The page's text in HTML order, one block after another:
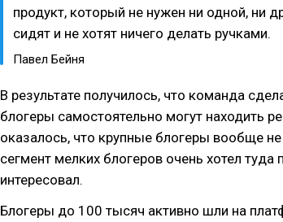
продукт, который не нужен ни одной, ни
сидят и не хотят ничего делать ручками.
Павел Бейня
В результате получилось, что команда
блогеры самостоятельно могут находить
оказалось, что крупные блогеры вообще
сегмент мелких блогеров очень хотел туда
интересовал.
Блогеры до 100 тысяч активно шли на